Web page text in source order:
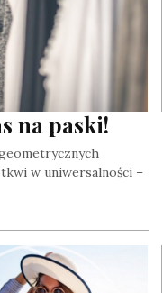
na paski!
w uniwersalności –